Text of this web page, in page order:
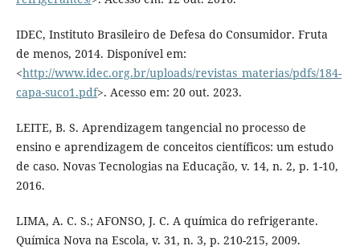
IDEC, Instituto Brasileiro de Defesa do Consumidor. Fruta
de menos, 2014. Disponível em:
<http://www.idec.org.br/uploads/revistas_materias/pdfs/184-
capa-suco1.pdf>. Acesso em: 20 out. 2023.
LEITE, B. S. Aprendizagem tangencial no processo de
ensino e aprendizagem de conceitos científicos: um estudo
de caso. Novas Tecnologias na Educação, v. 14, n. 2, p. 1-10,
2016.
LIMA, A. C. S.; AFONSO, J. C. A química do refrigerante.
Química Nova na Escola, v. 31, n. 3, p. 210-215, 2009.